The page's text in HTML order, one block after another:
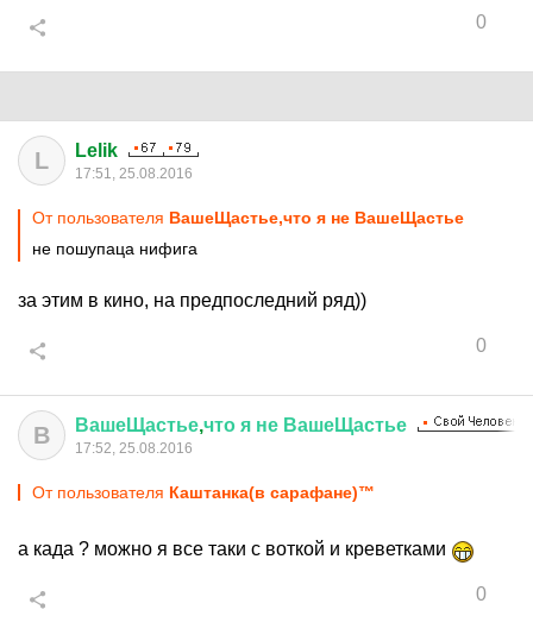
0
L Lelik
17:51, 25.08.2016
От пользователя ВашеЩастье,что я не ВашеЩастье
не пошупаца нифига
за этим в кино, на предпоследний ряд))
0
В ВашеЩастье,что я не ВашеЩастье
17:52, 25.08.2016
От пользователя Каштанка(в сарафане)™
а када ? можно я все таки с воткой и креветками
0